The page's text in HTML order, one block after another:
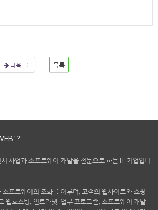
다음 글 목록
?
사업과 소프트웨어 개발을 전문으로 하는 IT 기업입니
프트웨어의 조화를 이루며, 고객의 웹사이트와 쇼핑
웹호스팅, 인트라넷, 업무 프로그램, 소프트웨어 개발